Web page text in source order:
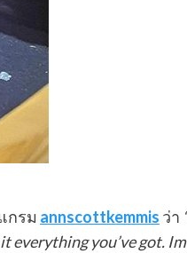
กรม annscottkemmis ว่า
everything you’ve got.